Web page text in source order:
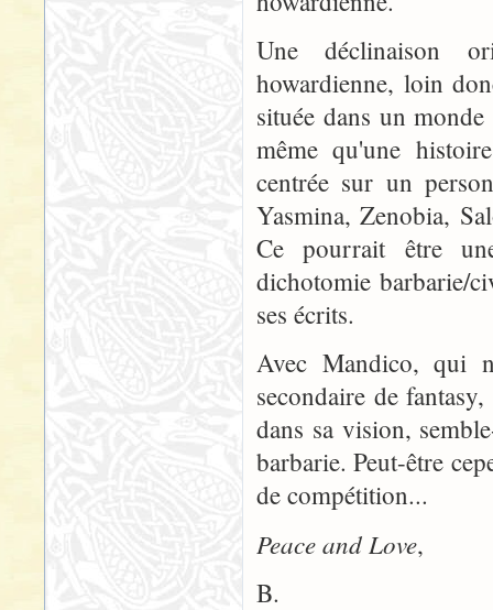
Une déclinaison
howardienne, loin
située dans un
même qu'une
centrée sur un
Yasmina, Zenobia,
Ce pourrait être
dichotomie barbarie/
ses écrits.
Avec Mandico, qui
secondaire de
dans sa vision,
barbarie. Peut-être
de compétition...
Peace and Love,
B.